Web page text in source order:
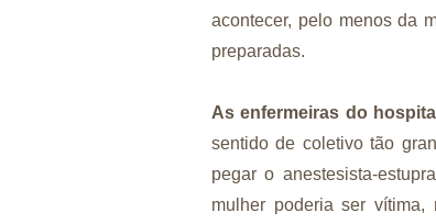
acontecer, pelo menos da
preparadas.
As enfermeiras do
sentido de coletivo tão
pegar o anestesista-
mulher poderia ser